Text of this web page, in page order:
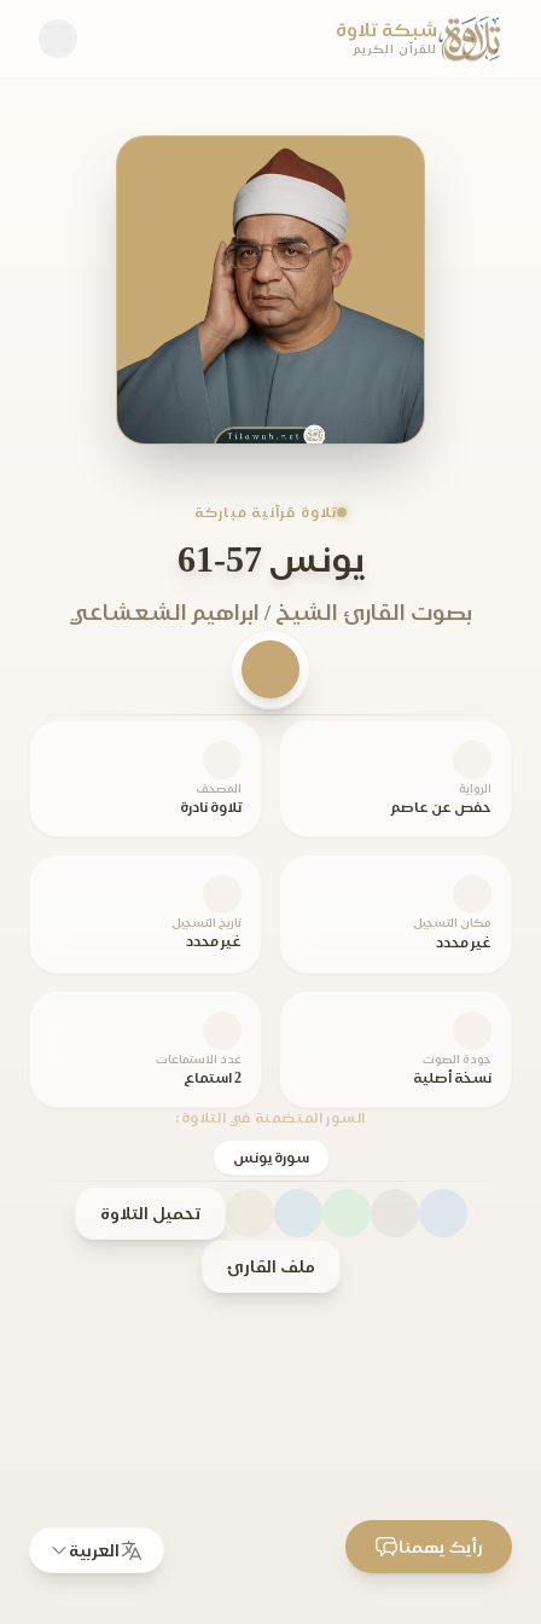
شبكة تلاوة
للقرآن الكريم
تلاوة قرآنية مباركة
يونس 57-61
بصوت القارئ الشيخ / ابراهيم الشعشاعي
الرواية
حفص عن عاصم
المصحف
تلاوة نادرة
مكان التسجيل
غير محدد
تاريخ التسجيل
غير محدد
جودة الصوت
نسخة أصلية
عدد الاستماعات
2 استماع
السور المتضمنة في التلاوة:
سورة يونس
تحميل التلاوة
ملف القارئ
العربية رأيك يهمنا